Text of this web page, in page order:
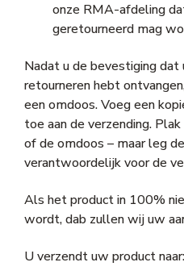
onze RMA-afdeling
geretourneerd mag
Nadat u de bevestiging dat
retourneren hebt
een omdoos. Voeg een
toe aan de verzending.
of de omdoos – maar leg
verantwoordelijk voor de
Als het product in 100%
wordt, dab zullen wij uw
U verzendt uw product naar: